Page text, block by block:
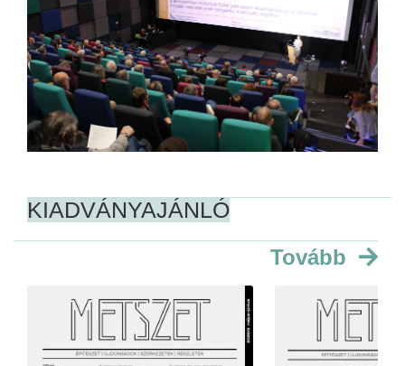
KIADVÁNYAJÁNLÓ
Tovább